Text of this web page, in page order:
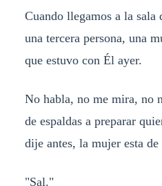
Cuando llegamos a la sala
una tercera persona, una
que estuvo con Él ayer.
No habla, no me mira, no
de espaldas a preparar
dije antes, la mujer esta de
"Sal."